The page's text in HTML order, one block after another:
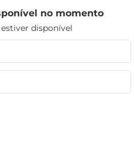
no momento
disponível